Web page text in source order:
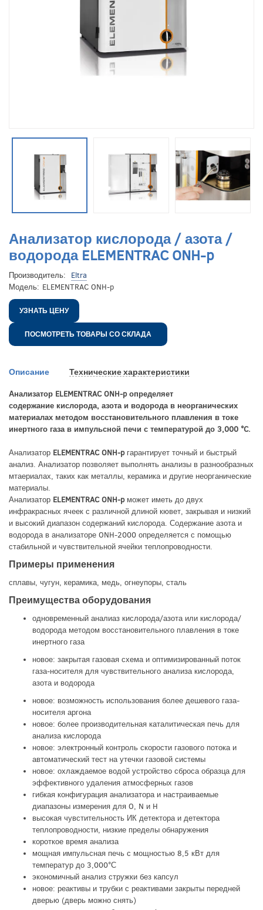
Анализатор кислорода / азота /
водорода ELEMENTRAC ONH-p
Производитель:
Eltra
Модель: ELEMENTRAC ONH-p
УЗНАТЬ ЦЕНУ
ПОСМОТРЕТЬ ТОВАРЫ СО СКЛАДА
Описание Технические характеристики
Анализатор ELEMENTRAC ONH-pопределяет
содержание кислорода, азота и водорода в неорганических
материалах методом восстановительного плавления в токе
инертного газа в импульсной печи с температурой до 3,000 °C.
Анализатор ELEMENTRAC ONH-pгарантирует точный и быстрый
анализ. Анализатор позволяет выполнять анализы в разнообразных
мтаериалах, таких как металлы, керамика и другие неорганические
материалы.
Анализатор ELEMENTRAC ONH-pможет иметь до двух
инфракрасных ячеек с различной длиной кювет, закрывая и низкий
и высокий диапазон содержаний кислорода. Содержание азота и
водорода в анализаторе ONH-2000 определяется с помощью
стабильной и чувствительной ячейки теплопроводности.
Примеры применения
сплавы, чугун, керамика, медь, огнеупоры, сталь
Преимущества оборудования
одновременный аналиаз кислорода/азота или кислорода/
водорода методом восстановительного плавления в токе
инертного газа
новое: закрытая газовая схема и оптимизированный поток
газа-носителя для чувствительного анализа кислорода,
азота и водорода
новое: возможность использования более дешевого газа-
носителя аргона
новое: более производительная каталитическая печь для
анализа кислорода
новое: электронный контроль скорости газового потока и
автоматический тест на утечки газовой системы
новое: охлаждаемое водой устройство сброса образца для
эффективного удаления атмосферных газов
гибкая конфигурация анализатора и настраиваемые
диапазоны измерения для O, N и H
высокая чувстительность ИК детектора и детектора
теплопроводности, низкие пределы обнаружения
короткое время анализа
мощная импульсная печь с мощностью 8,5 кВт для
температур до 3,000°С
экономичный анализ стружки без капсул
новое: реактивы и трубки с реактивами закрыты передней
дверью (дверь можно снять)